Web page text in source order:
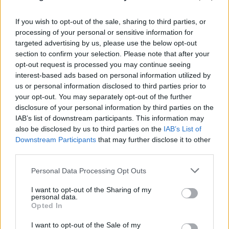
If you wish to opt-out of the sale, sharing to third parties, or
processing of your personal or sensitive information for
targeted advertising by us, please use the below opt-out
section to confirm your selection. Please note that after your
opt-out request is processed you may continue seeing
interest-based ads based on personal information utilized by
us or personal information disclosed to third parties prior to
your opt-out. You may separately opt-out of the further
disclosure of your personal information by third parties on the
IAB’s list of downstream participants. This information may
also be disclosed by us to third parties on the IAB’s List of
Downstream Participants that may further disclose it to other
Please note that this website/app uses one or more Google
not limited to your visit or usage behaviour. You may click to
grant or deny consent to Google and its third-party tags to
use your data for below specified purposes in below Google
consent section.
Personal Data Processing Opt Outs
I want to opt-out of the Sharing of my
personal data.
Opted In
I want to opt-out of the Sale of my
μετατεθούν για μετά τις αυτοδιοικητικές
εκλογές
«Ξεκινήσαμε τις εργασίες της Κεντρικής Επιτροπής
με συντροφικότητα, με ενότητα προκειμένου να
ανοίξει η διαδικασία για την επόμενη μέρα. Είναι
μια διαδικασία που θα είναι επίπονη και επίμονη,
αλλά θα είναι άκρως αναζωογονητική και
παραγωγική, προκειμένου να φέρουμε τον ΣΥΡΙΖΑ
ΠΣ ξανά σε κυβερνητικές θέσεις ευθύνης», είπε ο
στις τηλεοπτικές κάμερες, μετά την τοποθέτησή
του στην κλειστή συνεδρίαση της ΚΕ.